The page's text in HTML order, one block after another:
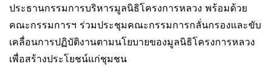
ประธานกรรมการบริหารมูลนิธิโครงการหลวง พร้อมด้วย
คณะกรรมการฯ ร่วมประชุมคณะกรรมการกลั่นกรองและขับ
เคลื่อนการปฏิบัติงานตามนโยบายของมูลนิธิโครงการหลวง
เพื่อสร้างประโยชน์แก่ชุมชน